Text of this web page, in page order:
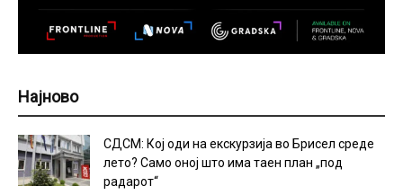
Најново
СДСМ: Кој оди на екскурзија во Брисел среде
лето? Само оној што има таен план „под
радарот“